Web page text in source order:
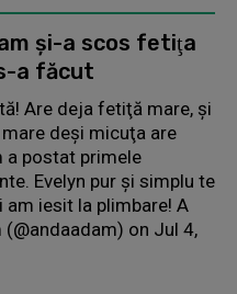
şi-a scos fetiţa
a făcut
Are deja fetiţă mare, şi
deşi micuţa are
a postat primele
Evelyn pur şi simplu te
am iesit la plimbare! A
on Jul 4,